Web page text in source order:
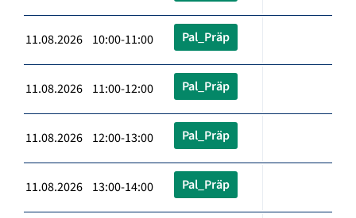
11.08.2026 10:00-11:00 Pal_Präp
11.08.2026 11:00-12:00 Pal_Präp
11.08.2026 12:00-13:00 Pal_Präp
11.08.2026 13:00-14:00 Pal_Präp